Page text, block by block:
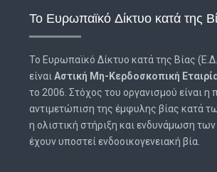
Το Ευρωπαϊκό Δίκτυο κατά της
Το Ευρωπαϊκό Δίκτυο κατά της Βίας
είναιΑστική Μη-Κερδοσκοπική
το 2006. Στόχος του οργανισμού είναι η
αντιμετώπιση της έμφυλης βίας κατά
η ολιστική στήριξη και ενδυνάμωση
έχουν υποστεί ενδοοικογενειακή βία.